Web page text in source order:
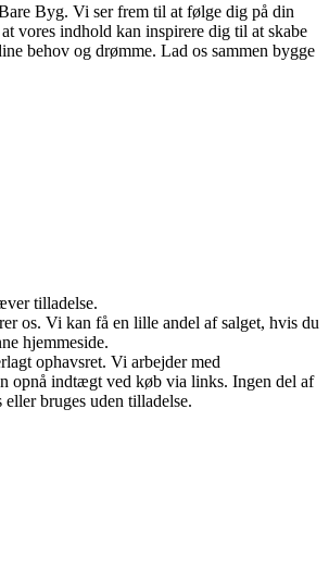
Byg. Vi ser frem til at følge dig på din
vores indhold kan inspirere dig til at skabe
behov og drømme. Lad os sammen bygge
tilladelse.
os. Vi kan få en lille andel af salget, hvis du
hjemmeside.
ophavsret. Vi arbejder med
opnå indtægt ved køb via links. Ingen del af
bruges uden tilladelse.